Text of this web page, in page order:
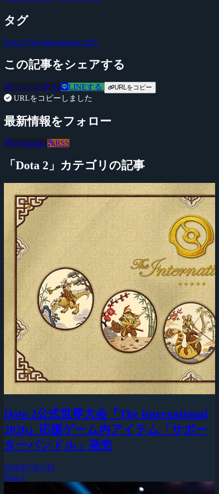
タグ
Dota 2 The International 2025
この記事をシェアする
ツイートする LINEする URLをコピー
URLをコピーしました
最新情報をフォロー
@negitaku RSS
「Dota 2」カテゴリの記事
Dota 2公式世界大会『The International
2026』応援ゲーム内アイテム「サポー
ターバンドル」発売
2026年7月31日
Dota 2